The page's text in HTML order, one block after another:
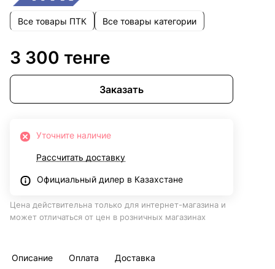
Все товары ПТК Все товары категории
3 300 тенге
Заказать
Уточните наличие
Рассчитать доставку
Официальный дилер в Казахстане
Цена действительна только для интернет-магазина и
может отличаться от цен в розничных магазинах
Описание Оплата Доставка